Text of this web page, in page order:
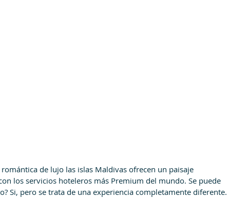
romántica de lujo las islas Maldivas ofrecen un paisaje
los servicios hoteleros más Premium del mundo. Se puede
Si, pero se trata de una experiencia completamente diferente.